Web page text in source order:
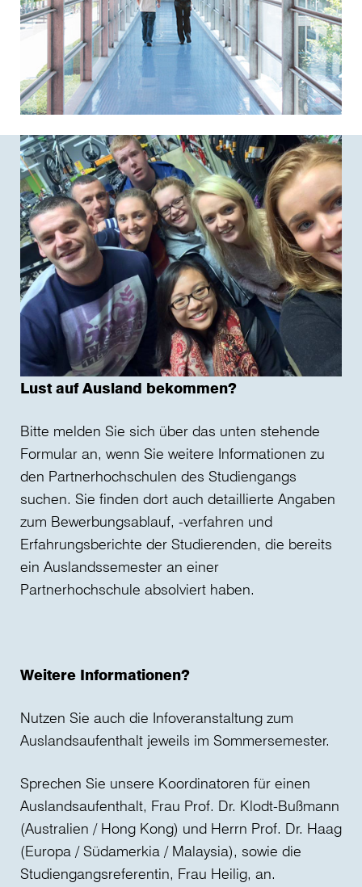
Lust auf Ausland bekommen?
Bitte melden Sie sich über das unten stehende
Formular an, wenn Sie weitere Informationen zu
den Partnerhochschulen des Studiengangs
suchen. Sie finden dort auch detaillierte Angaben
zum Bewerbungsablauf, -verfahren und
Erfahrungsberichte der Studierenden, die bereits
ein Auslandssemester an einer
Partnerhochschule absolviert haben.
Weitere Informationen?
Nutzen Sie auch die Infoveranstaltung zum
Auslandsaufenthalt jeweils im Sommersemester.
Sprechen Sie unsere Koordinatoren für einen
Auslandsaufenthalt, Frau Prof. Dr. Klodt-Bußmann
(Australien / Hong Kong) und Herrn Prof. Dr. Haag
(Europa / Südamerkia / Malaysia), sowie die
Studiengangsreferentin, Frau Heilig, an.